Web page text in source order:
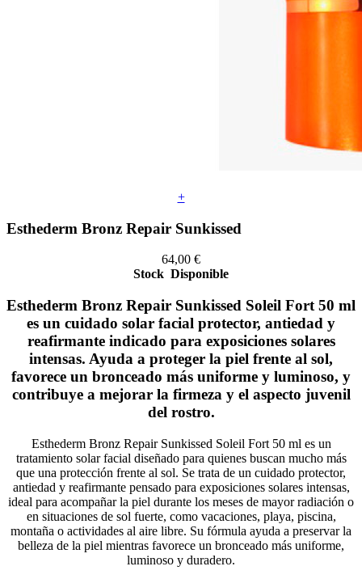
+
Esthederm Bronz Repair Sunkissed
64,00 €
Stock Disponible
Esthederm Bronz Repair Sunkissed Soleil Fort 50 ml
es un cuidado solar facial protector, antiedad y
reafirmante indicado para exposiciones solares
intensas. Ayuda a proteger la piel frente al sol,
favorece un bronceado más uniforme y luminoso, y
contribuye a mejorar la firmeza y el aspecto juvenil
del rostro.
Esthederm Bronz Repair Sunkissed Soleil Fort 50 ml es un
tratamiento solar facial diseñado para quienes buscan mucho más
que una protección frente al sol. Se trata de un cuidado protector,
antiedad y reafirmante pensado para exposiciones solares intensas,
ideal para acompañar la piel durante los meses de mayor radiación o
en situaciones de sol fuerte, como vacaciones, playa, piscina,
montaña o actividades al aire libre. Su fórmula ayuda a preservar la
belleza de la piel mientras favorece un bronceado más uniforme,
luminoso y duradero.